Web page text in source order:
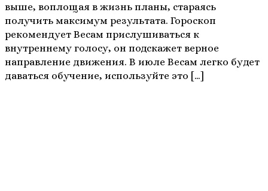
выше, воплощая в жизнь планы, стараясь
получить максимум результата. Гороскоп
рекомендует Весам прислушиваться к
внутреннему голосу, он подскажет верное
направление движения. В июле Весам легко будет
даваться обучение, используйте это […]